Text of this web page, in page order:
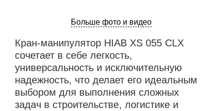
Больше фото и видео
Кран-манипулятор HIAB XS 055 CLX
сочетает в себе легкость,
универсальность и исключительную
надежность, что делает его идеальным
выбором для выполнения сложных
задач в строительстве, логистике и